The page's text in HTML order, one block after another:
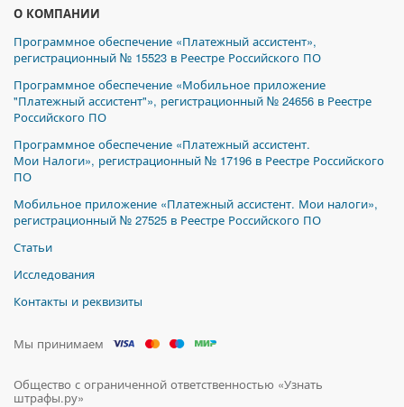
Общество с ограниченной ответственностью «Узнать
штрафы.ру»
О КОМПАНИИ
Программное обеспечение «Платежный ассистент»,
регистрационный № 15523 в Реестре Российского ПО
Программное обеспечение «Мобильное приложение
"Платежный ассистент"», регистрационный № 24656 в Реестре
Российского ПО
Программное обеспечение «Платежный ассистент.
Мои Налоги», регистрационный № 17196 в Реестре Российского
ПО
Мобильное приложение «Платежный ассистент. Мои налоги»,
регистрационный № 27525 в Реестре Российского ПО
Статьи
Исследования
Контакты и реквизиты
Мы принимаем